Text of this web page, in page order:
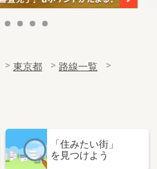
東京都
路線一覧
「住みたい街」
を見つけよう